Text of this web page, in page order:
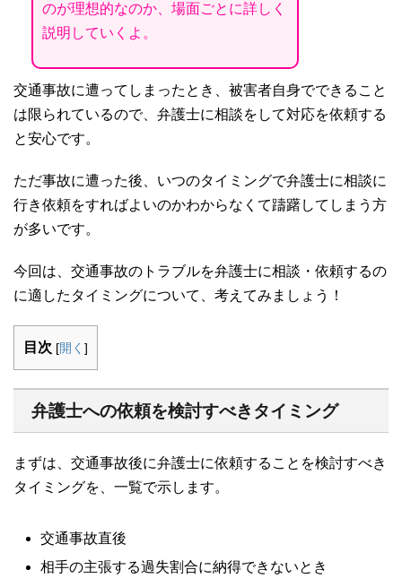
のが理想的なのか、場面ごとに詳しく
説明していくよ。
交通事故に遭ってしまったとき、被害者自身でできること
は限られているので、弁護士に相談をして対応を依頼する
と安心です。
ただ事故に遭った後、いつのタイミングで弁護士に相談に
行き依頼をすればよいのかわからなくて躊躇してしまう方
が多いです。
今回は、交通事故のトラブルを弁護士に相談・依頼するの
に適したタイミングについて、考えてみましょう！
目次 [開く ]
弁護士への依頼を検討すべきタイミング
まずは、交通事故後に弁護士に依頼することを検討すべき
タイミングを、一覧で示します。
交通事故直後
相手の主張する過失割合に納得できないとき